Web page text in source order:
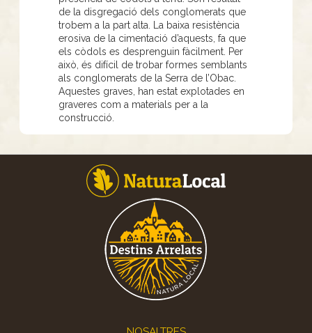
de la disgregació dels conglomerats que
trobem a la part alta. La baixa resistència
erosiva de la cimentació d’aquests, fa que
els còdols es desprenguin fàcilment. Per
això, és difícil de trobar formes semblants
als conglomerats de la Serra de l’Obac.
Aquestes graves, han estat explotades en
graveres com a materials per a la
construcció.